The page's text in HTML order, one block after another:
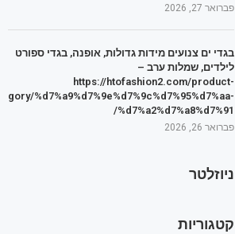
פברואר 27, 2026
בגדי ים צנועים מידות גדולות, אופנה, בגדי ספורט
לילדים, שמלות ערב –
https://htofashion2.com/product-
%d7%a9%d7%9e%d7%9c%d7%95%d7%aa-
%d7%a2%d7%a8%d7%91/
פברואר 26, 2026
ניוזלטר
קטגוריות